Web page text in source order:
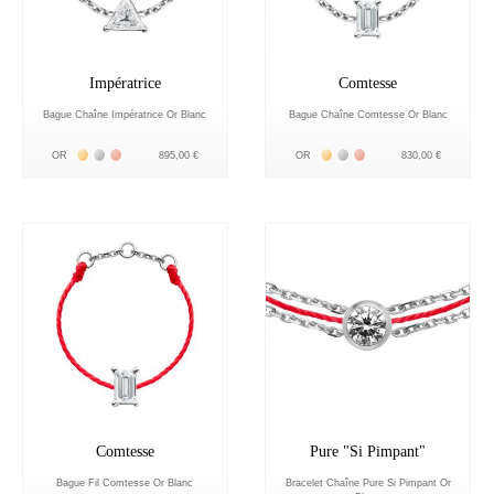
Impératrice
Bague Chaîne Impératrice Or Blanc
OR Жёлтое золото 18К
Белое золото 18К
Розовое золото 18К
895,00 €
Comtesse
Bague Chaîne Comtesse Or Blanc
OR Жёлтое золото 18К
Белое золото 18К
Розовое золото 18К
830,00 €
Comtesse
Bague Fil Comtesse Or Blanc
Pure "Si Pimpant"
Bracelet Chaîne Pure Si Pimpant Or